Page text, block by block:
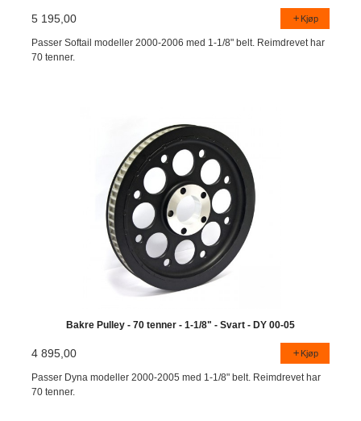
5 195,00 Kjøp
Passer Softail modeller 2000-2006 med 1-1/8" belt. Reimdrevet har
70 tenner.
Bakre Pulley - 70 tenner - 1-1/8" - Svart - DY 00-05
4 895,00 Kjøp
Passer Dyna modeller 2000-2005 med 1-1/8" belt. Reimdrevet har
70 tenner.